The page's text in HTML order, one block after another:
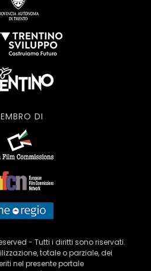
DI
- Tutti i diritti sono riservati.
totale o parziale, dei
nel presente portale